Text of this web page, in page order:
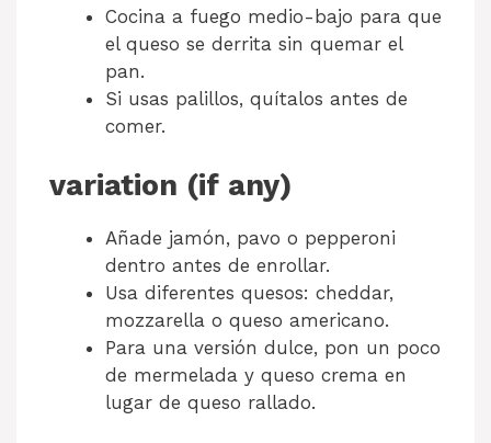
Cocina a fuego medio-bajo para que
el queso se derrita sin quemar el
pan.
Si usas palillos, quítalos antes de
comer.
variation (if any)
Añade jamón, pavo o pepperoni
dentro antes de enrollar.
Usa diferentes quesos: cheddar,
mozzarella o queso americano.
Para una versión dulce, pon un poco
de mermelada y queso crema en
lugar de queso rallado.